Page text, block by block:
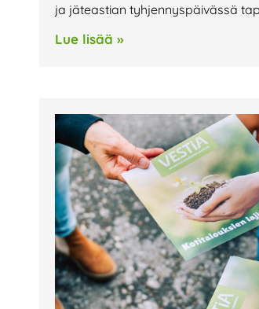
ja jäteastian tyhjennyspäivässä
Lue lisää »